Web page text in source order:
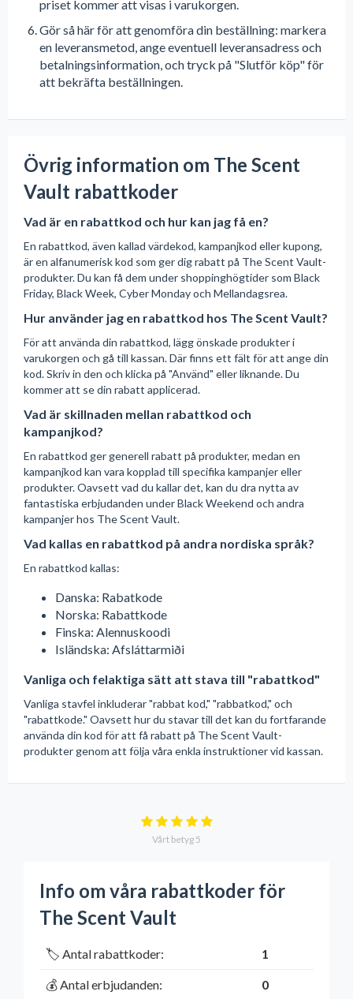
priset kommer att visas i varukorgen.
Gör så här för att genomföra din beställning: markera
en leveransmetod, ange eventuell leveransadress och
betalningsinformation, och tryck på "Slutför köp" för
att bekräfta beställningen.
Övrig information om The Scent
Vault rabattkoder
Vad är en rabattkod och hur kan jag få en?
En rabattkod, även kallad värdekod, kampanjkod eller kupong,
är en alfanumerisk kod som ger dig rabatt på The Scent Vault-
produkter. Du kan få dem under shoppinghögtider som Black
Friday, Black Week, Cyber Monday och Mellandagsrea.
Hur använder jag en rabattkod hos The Scent Vault?
För att använda din rabattkod, lägg önskade produkter i
varukorgen och gå till kassan. Där finns ett fält för att ange din
kod. Skriv in den och klicka på "Använd" eller liknande. Du
kommer att se din rabatt applicerad.
Vad är skillnaden mellan rabattkod och
kampanjkod?
En rabattkod ger generell rabatt på produkter, medan en
kampanjkod kan vara kopplad till specifika kampanjer eller
produkter. Oavsett vad du kallar det, kan du dra nytta av
fantastiska erbjudanden under Black Weekend och andra
kampanjer hos The Scent Vault.
Vad kallas en rabattkod på andra nordiska språk?
En rabattkod kallas:
Danska: Rabatkode
Norska: Rabattkode
Finska: Alennuskoodi
Isländska: Afsláttarmiði
Vanliga och felaktiga sätt att stava till "rabattkod"
Vanliga stavfel inkluderar "rabbat kod," "rabbatkod," och
"rabattkode." Oavsett hur du stavar till det kan du fortfarande
använda din kod för att få rabatt på The Scent Vault-
produkter genom att följa våra enkla instruktioner vid kassan.
Vårt betyg 5
Info om våra rabattkoder för
The Scent Vault
🏷️ Antal rabattkoder: 1
💰 Antal erbjudanden: 0